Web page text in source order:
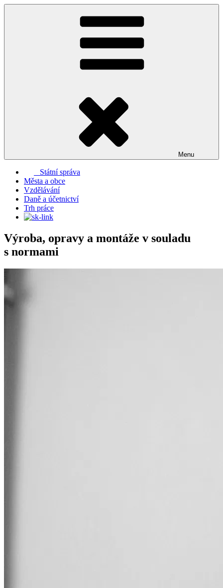
Přejít
Menu
Státní správa
Města a obce
Vzdělávání
Daně a účetnictví
Trh práce
Výroba, opravy a montáže v souladu
s normami